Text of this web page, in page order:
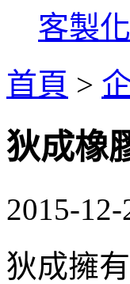
客製
首頁 >
狄成橡
2015-
狄成擁